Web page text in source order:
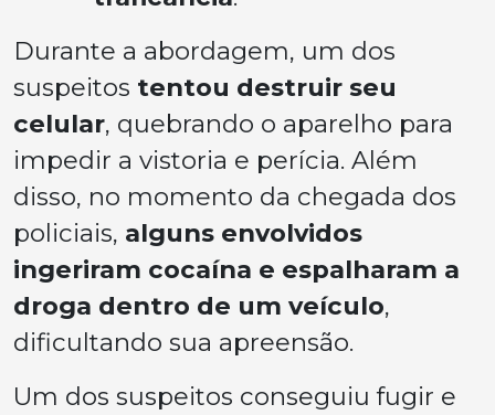
Durante a abordagem, um dos
suspeitos tentou destruir seu
celular, quebrando o aparelho para
impedir a vistoria e perícia. Além
disso, no momento da chegada dos
policiais, alguns envolvidos
ingeriram cocaína e espalharam a
droga dentro de um veículo,
dificultando sua apreensão.
Um dos suspeitos conseguiu fugir e